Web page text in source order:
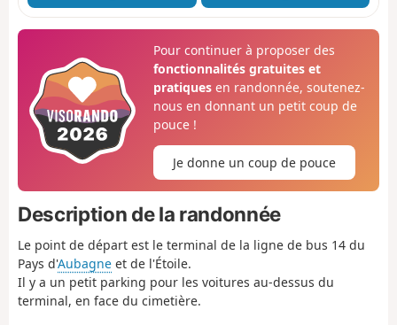
Pour continuer à proposer des
fonctionnalités gratuites et
pratiquesen randonnée, soutenez-
nous en donnant un petit coup de
pouce !
Je donne un coup de pouce
Description de la randonnée
Le point de départ est le terminal de la ligne de bus 14 du
Pays d'Aubagne et de l'Étoile.
Il y a un petit parking pour les voitures au-dessus du
terminal, en face du cimetière.